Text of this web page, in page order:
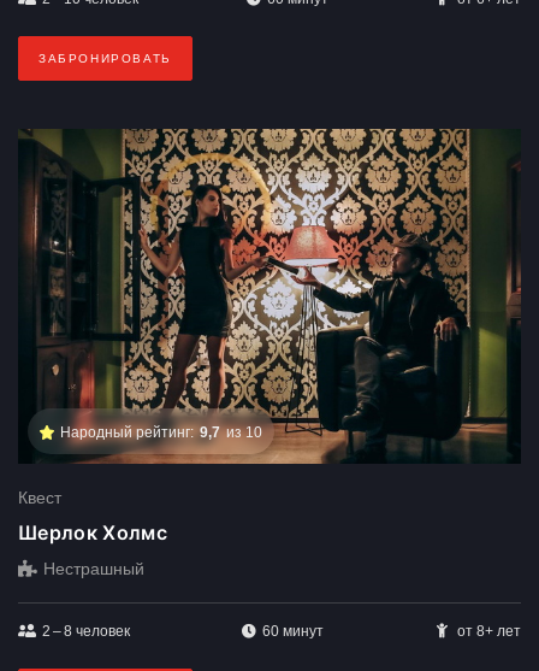
ЗАБРОНИРОВАТЬ
Народный рейтинг: 9,7 из 10
Квест
Шерлок Холмс
Нестрашный
2 – 8 человек 60 минут от 8+ лет